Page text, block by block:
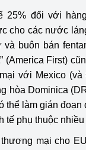
25% đối với
cho các nước
buôn bán
(America First)
với Mexico (và
hòa Dominica
thể làm gián
tế phụ thuộc
mại cho